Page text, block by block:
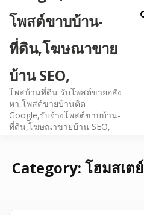
โพสต์ขาบบ้าน-
ที่ดิน,โฆษณาขาย
บ้าน SEO,
โพสบ้านที่ดิน รับโพสต์ขายอสัง
หา,โพสต์ขายบ้านติด
Google,รับจ้างโพสต์ขาบบ้าน-
ที่ดิน,โฆษณาขายบ้าน SEO,
Category: โฮมสเตย์